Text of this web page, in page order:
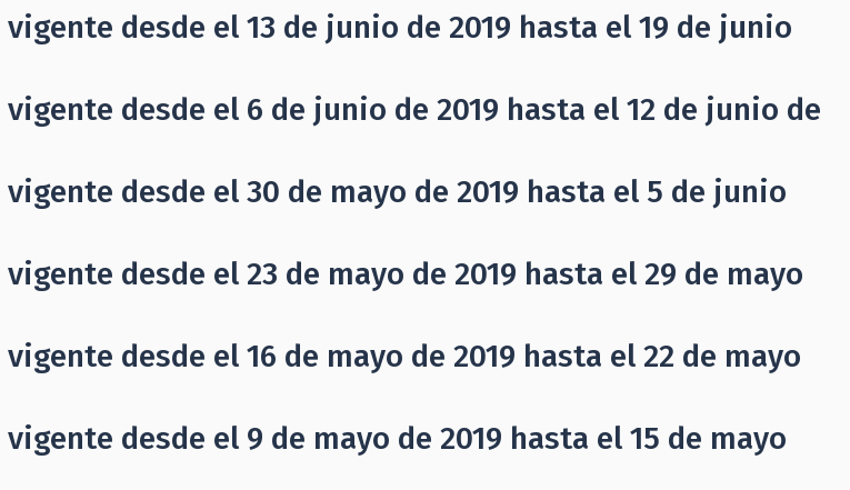
desde el 13 de junio de 2019 hasta el 19 de junio
desde el 6 de junio de 2019 hasta el 12 de junio de
desde el 30 de mayo de 2019 hasta el 5 de junio
desde el 23 de mayo de 2019 hasta el 29 de mayo
desde el 16 de mayo de 2019 hasta el 22 de mayo
desde el 9 de mayo de 2019 hasta el 15 de mayo